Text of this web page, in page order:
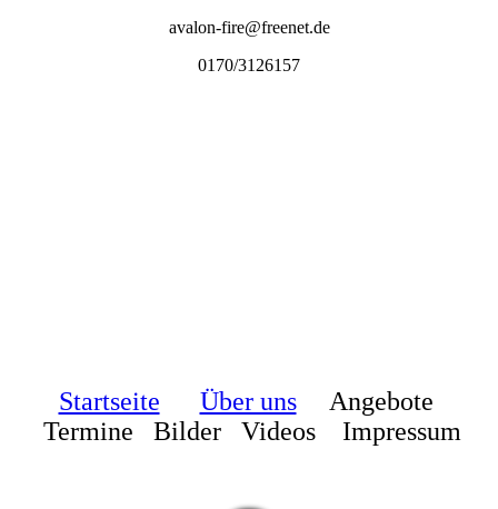
avalon-fire@freenet.de
0170/3126157
Startseite Über uns
Angebote
Termine Bilder Videos Impressum